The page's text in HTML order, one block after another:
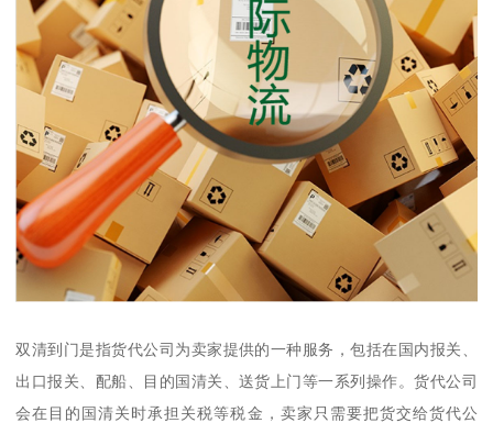
双清到门是指货代公司为卖家提供的一种服务，包括在国内报关、
出口报关、配船、目的国清关、送货上门等一系列操作。货代公司
会在目的国清关时承担关税等税金，卖家只需要把货交给货代公